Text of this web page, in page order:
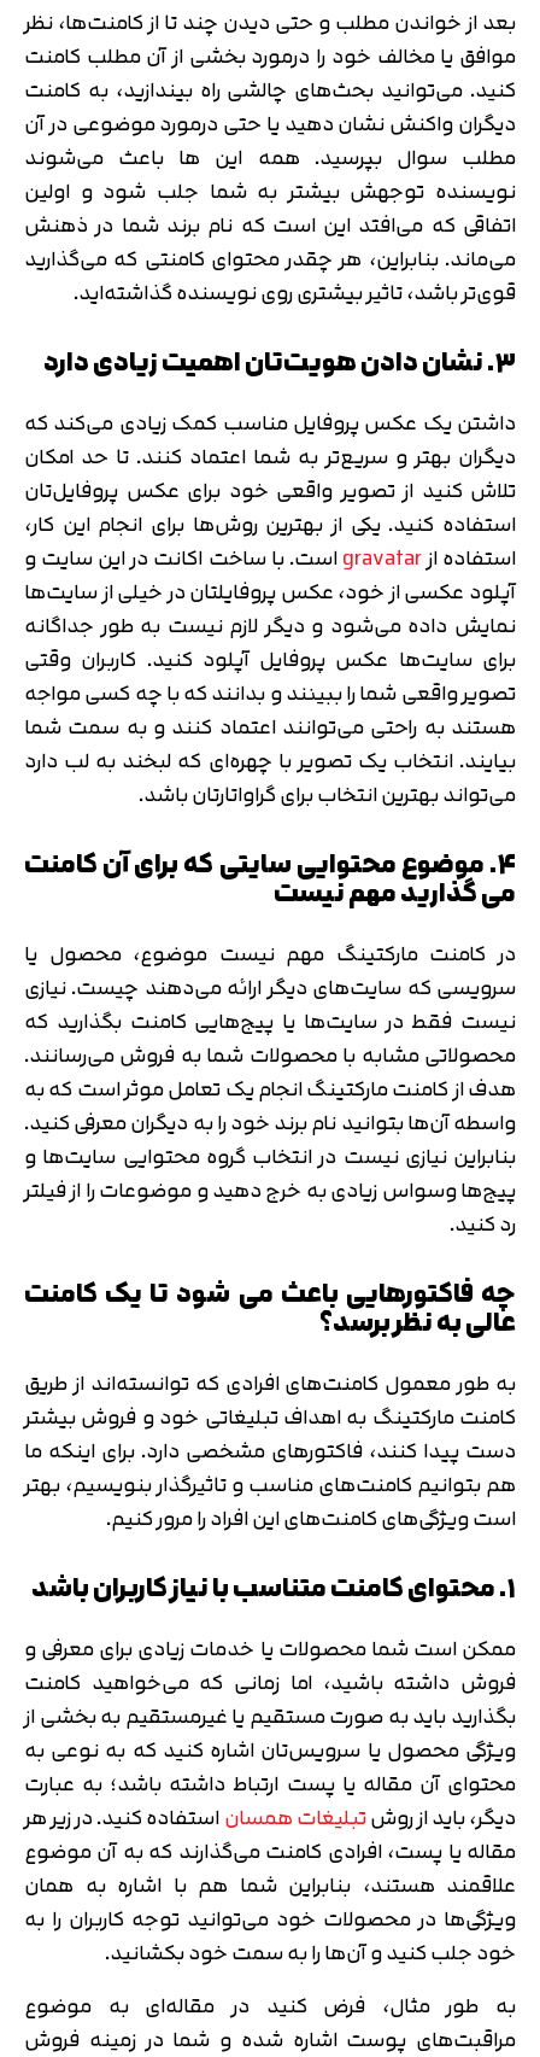
بعد از خواندن مطلب و حتی دیدن چند تا از کامنت‌ها، نظر
موافق یا مخالف خود را درمورد بخشی از آن مطلب کامنت
کنید. می‌توانید بحث‌های چالشی راه بیندازید، به کامنت
دیگران واکنش نشان دهید یا حتی درمورد موضوعی در آن
مطلب سوال بپرسید. همه این ها باعث می‌شوند
نویسنده توجهش بیشتر به شما جلب شود و اولین
اتفاقی که می‌افتد این است که نام برند شما در ذهنش
می‌ماند. بنابراین، هر چقدر محتوای کامنتی که می‌گذارید
قوی‌تر باشد، تاثیر بیشتری روی نویسنده گذاشته‌اید.
۳. نشان دادن هویت‌تان اهمیت زیادی دارد
داشتن یک عکس پروفایل مناسب کمک زیادی می‌کند که
دیگران بهتر و سریع‌تر به شما اعتماد کنند. تا حد امکان
تلاش کنید از تصویر واقعی خود برای عکس پروفایل‌تان
استفاده کنید. یکی از بهترین روش‌ها برای انجام این کار،
استفاده ازgravatarاست. با ساخت اکانت در این سایت و
آپلود عکسی از خود،‌ عکس پروفایلتان در خیلی از سایت‌ها
نمایش داده می‌شود و دیگر لازم نیست به طور جداگانه
برای سایت‌ها عکس پروفایل آپلود کنید. کاربران وقتی
تصویر واقعی شما را ببینند و بدانند که با چه کسی مواجه
هستند به راحتی می‌توانند اعتماد کنند و به سمت شما
بیایند. انتخاب یک تصویر با چهره‌ای که لبخند به لب دارد
می‌تواند بهترین انتخاب برای گراواتارتان باشد.
۴. موضوع محتوایی سایتی که برای آن کامنت
می گذارید مهم نیست
در کامنت مارکتینگ مهم نیست موضوع، محصول یا
سرویسی که سایت‌های دیگر ارائه می‌دهند چیست. نیازی
نیست فقط در سایت‌ها یا پیج‌هایی کامنت بگذارید که
محصولاتی مشابه با محصولات شما به فروش می‌رسانند.
هدف از کامنت مارکتینگ انجام یک تعامل موثر است که به
واسطه آن‌ها بتوانید نام برند خود را به دیگران معرفی کنید.
بنابراین نیازی نیست در انتخاب گروه محتوایی سایت‌ها و
پیج‌ها وسواس زیادی به خرج دهید و موضوعات را از فیلتر
رد کنید.
چه فاکتورهایی باعث می شود تا یک کامنت
عالی به نظر برسد؟
به طور معمول کامنت‌های افرادی که توانسته‌اند از طریق
کامنت مارکتینگ به اهداف تبلیغاتی خود و فروش بیشتر
دست پیدا کنند، فاکتورهای مشخصی دارد. برای اینکه ما
هم بتوانیم کامنت‌های مناسب و تاثیرگذار بنویسیم، بهتر
است ویژگی‌های کامنت‌های این افراد را مرور کنیم.
۱. محتوای کامنت متناسب با نیاز کاربران باشد
ممکن است شما محصولات یا خدمات زیادی برای معرفی و
فروش داشته باشید، اما زمانی که می‌خواهید کامنت
بگذارید باید به صورت مستقیم یا غیرمستقیم به بخشی از
ویژگی محصول یا سرویس‌تان اشاره کنید که به نوعی به
محتوای آن مقاله یا پست ارتباط داشته باشد؛ به عبارت
دیگر، باید از روشتبلیغات همساناستفاده کنید. در زیر هر
مقاله یا پست، افرادی کامنت می‌گذارند که به آن موضوع
علاقمند هستند، بنابراین شما هم با اشاره به همان
ویژگی‌ها در محصولات خود می‌توانید توجه کاربران را به
خود جلب کنید و آن‌ها را به سمت خود بکشانید.
به طور مثال، فرض کنید در مقاله‌ای به موضوع
مراقبت‌های پوست اشاره شده و شما در زمینه فروش
کد ارسال شده را وارد کنید